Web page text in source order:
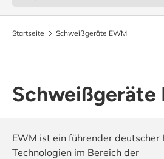
Startseite Schweißgeräte EWM
Schweißgeräte
EWM ist ein führender
Technologien im Bereich der